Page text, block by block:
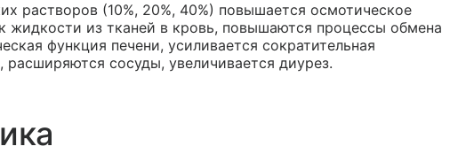
растворов (10%, 20%, 40%) повышается осмотическое
жидкости из тканей в кровь, повышаются процессы обмена
функция печени, усиливается сократительная
сосуды, увеличивается диурез.